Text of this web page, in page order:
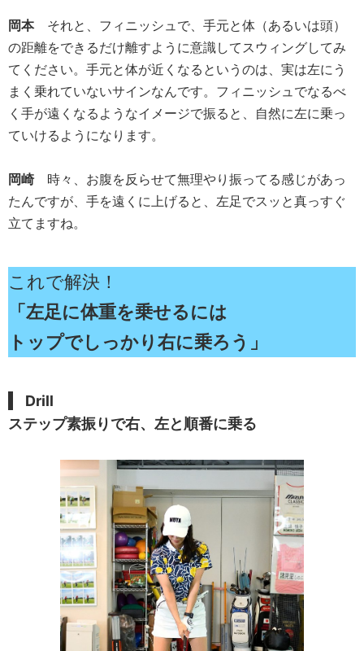
岡本それと、フィニッシュで、手元と体（あるいは頭）
の距離をできるだけ離すように意識してスウィングしてみ
てください。手元と体が近くなるというのは、実は左にう
まく乗れていないサインなんです。フィニッシュでなるべ
く手が遠くなるようなイメージで振ると、自然に左に乗っ
ていけるようになります。
岡崎時々、お腹を反らせて無理やり振ってる感じがあっ
たんですが、手を遠くに上げると、左足でスッと真っすぐ
立てますね。
これで解決！
「左足に体重を乗せるには
トップでしっかり右に乗ろう」
Drill
ステップ素振りで右、左と順番に乗る